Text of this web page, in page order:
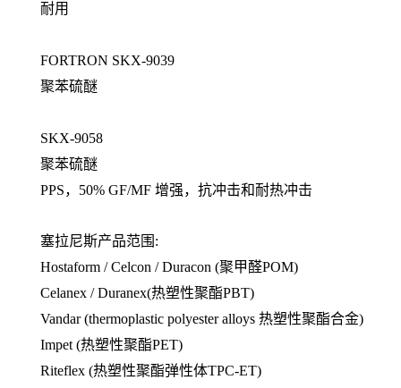
耐用
FORTRON SKX-9039
聚苯硫醚
SKX-9058
聚苯硫醚
PPS，50% GF/MF 增强，抗冲击和耐热冲击
塞拉尼斯产品范围:
Hostaform / Celcon / Duracon (聚甲醛POM)
Celanex / Duranex(热塑性聚酯PBT)
Vandar (thermoplastic polyester alloys 热塑性聚酯合金)
Impet (热塑性聚酯PET)
Riteflex (热塑性聚酯弹性体TPC-ET)